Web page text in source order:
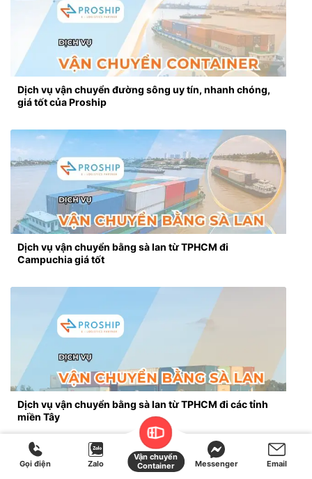
Dịch vụ vận chuyển đường sông uy tín, nhanh chóng,
giá tốt của Proship
Dịch vụ vận chuyển bằng sà lan từ TPHCM đi
Campuchia giá tốt
Dịch vụ vận chuyển bằng sà lan từ TPHCM đi các tỉnh
miền Tây
Gọi điện Zalo
Vận chuyển
Container
Messenger Email